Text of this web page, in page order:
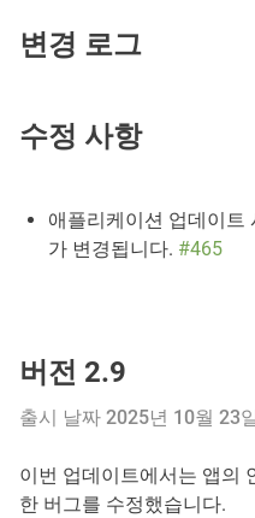
변경 로그
수정 사항
애플리케이션 업데이트
가 변경됩니다. #465
버전 2.9
출시 날짜 2025년 10월 23
이번 업데이트에서는 앱의
한 버그를 수정했습니다.